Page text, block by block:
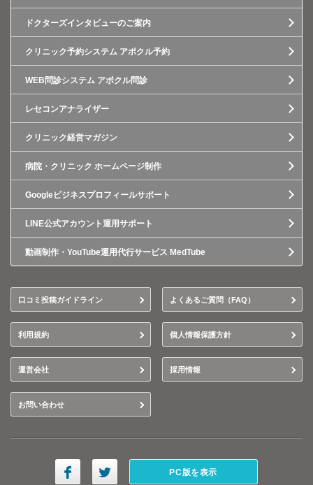
ドクターズインタビューのご案内
クリニック予約システム アポクル予約
WEB問診システム アポクル問診
レセコンアナライザー
クリニック経営マガジン
病院・クリニック ホームページ制作
Googleビジネスプロフィールサポート
LINE公式アカウント運用サポート
動画制作・YouTube運用代行サービス MedTube
口コミ投稿ガイドライン よくあるご質問（FAQ）
利用規約 個人情報保護方針
運営会社 採用情報
お問い合わせ
PC版を表示